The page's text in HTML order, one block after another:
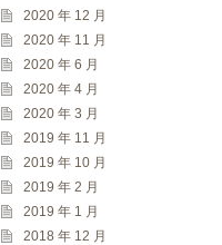
2020 年 12 月
2020 年 11 月
2020 年 6 月
2020 年 4 月
2020 年 3 月
2019 年 11 月
2019 年 10 月
2019 年 2 月
2019 年 1 月
2018 年 12 月